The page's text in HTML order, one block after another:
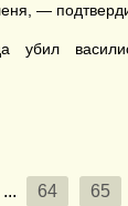
—
... 64 65